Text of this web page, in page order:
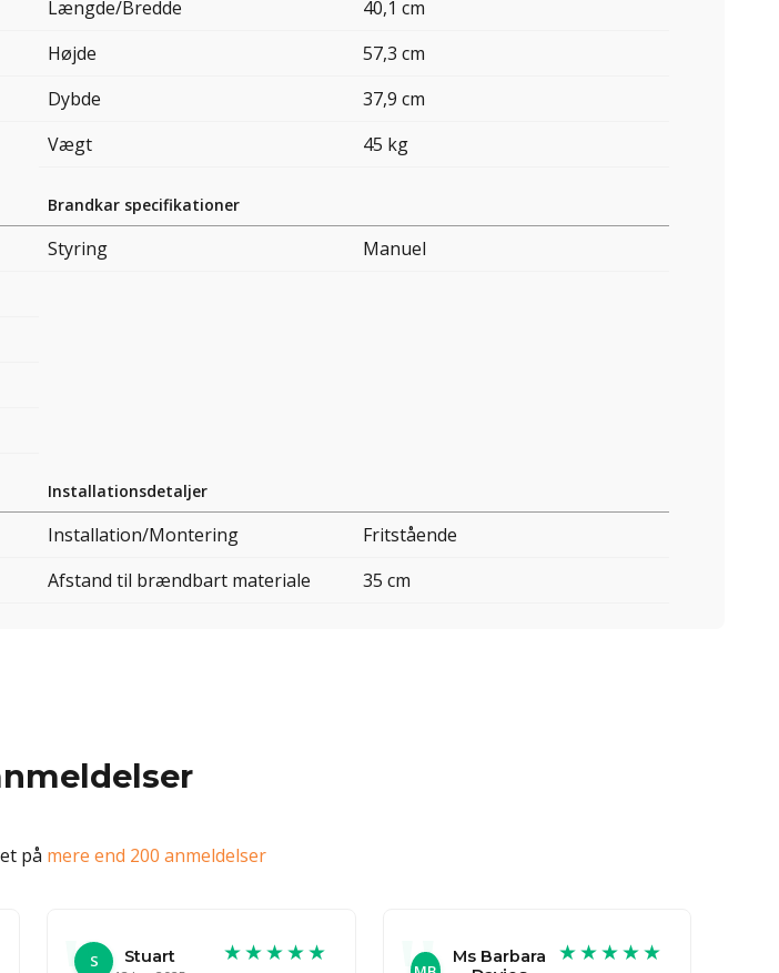
Længde/Bredde
40,1 cm
Højde
57,3 cm
Dybde
37,9 cm
Vægt
45 kg
Brandkar specifikationer
Styring Manuel
Installationsdetaljer
Installation/Montering
Fritstående
Afstand til brændbart materiale
35 cm
på mere end 200 anmeldelser
S
Stuart
★★★★★
Ms Barbara
★★★★★